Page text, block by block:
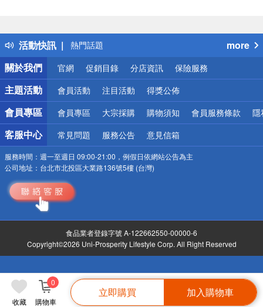
收藏 購物車
0
立即購買 加入購物車
活動快訊
得獎公告
熱門話題
銀行優惠
偏遠地區配送
詐騙網頁！請小心！
more
關於我們
官網 促銷目錄 分店資訊 保險服務
主題活動 會員活動 注目活動 得獎公佈
會員專區 會員專區 大宗採購 購物須知 會員服務條款 隱
客服中心 常見問題 服務公告 意見信箱
服務時間： 週一至週日 09:00-21:00，例假日依網站公告為主
公司地址： 台北市北投區大業路136號5樓 (台灣)
食品業者登錄字號 A-122662550-00000-6
Copyright©2026 Uni-Prosperity Lifestyle Corp. All Right Reserved